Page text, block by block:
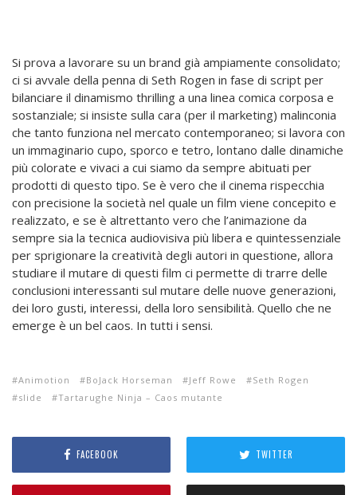
Si prova a lavorare su un brand già ampiamente consolidato;
ci si avvale della penna di Seth Rogen in fase di script per
bilanciare il dinamismo thrilling a una linea comica corposa e
sostanziale; si insiste sulla cara (per il marketing) malinconia
che tanto funziona nel mercato contemporaneo; si lavora con
un immaginario cupo, sporco e tetro, lontano dalle dinamiche
più colorate e vivaci a cui siamo da sempre abituati per
prodotti di questo tipo. Se è vero che il cinema rispecchia
con precisione la società nel quale un film viene concepito e
realizzato, e se è altrettanto vero che l’animazione da
sempre sia la tecnica audiovisiva più libera e quintessenziale
per sprigionare la creatività degli autori in questione, allora
studiare il mutare di questi film ci permette di trarre delle
conclusioni interessanti sul mutare delle nuove generazioni,
dei loro gusti, interessi, della loro sensibilità. Quello che ne
emerge è un bel caos. In tutti i sensi.
Animotion BoJack Horseman Jeff Rowe
Seth Rogen
slide
Tartarughe Ninja – Caos mutante
FACEBOOK TWITTER